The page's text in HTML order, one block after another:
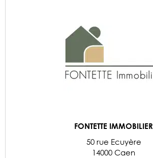
FONTETTE IMMOBILIER
50 rue Ecuyère
14000 Caen